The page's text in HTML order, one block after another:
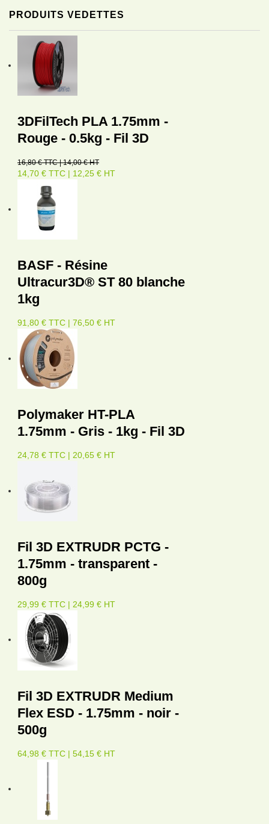
PRODUITS VEDETTES
3DFilTech PLA 1.75mm -
Rouge - 0.5kg - Fil 3D
16,80 € TTC | 14,00 € HT
14,70 € TTC | 12,25 € HT
BASF - Résine
Ultracur3D® ST 80 blanche
1kg
91,80 € TTC | 76,50 € HT
Polymaker HT-PLA
1.75mm - Gris - 1kg - Fil 3D
24,78 € TTC | 20,65 € HT
Fil 3D EXTRUDR PCTG -
1.75mm - transparent -
800g
29,99 € TTC | 24,99 € HT
Fil 3D EXTRUDR Medium
Flex ESD - 1.75mm - noir -
500g
64,98 € TTC | 54,15 € HT